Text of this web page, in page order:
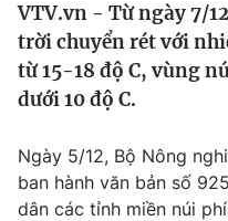
Thế giới
Tin tức
Câu chuyện quốc tế
Tài chính
Thị trường
Dữ liệu và đời sống
VTV.vn - Từ ngày 7/
trời chuyển rét với
từ 15-18 độ C, vùng
dưới 10 độ C.
Ngày 5/12, Bộ Nông
ban hành văn bản số
dân các tỉnh miền núi